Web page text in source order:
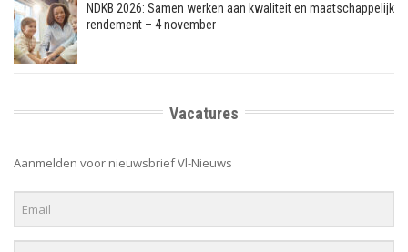
NDKB 2026: Samen werken aan kwaliteit en maatschappelijk
rendement – 4 november
Vacatures
Aanmelden voor nieuwsbrief Vl-Nieuws